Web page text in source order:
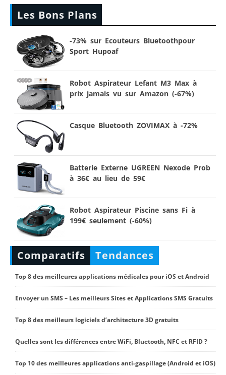
Les Bons Plans
-73% sur Ecouteurs Bluetoothpour
Sport Hupoaf
Robot Aspirateur Lefant M3 Max à
prix jamais vu sur Amazon (-67%)
Casque Bluetooth ZOVIMAX à -72%
Batterie Externe UGREEN Nexode Prob
à 36€ au lieu de 59€
Robot Aspirateur Piscine sans Fi à
199€ seulement (-60%)
Comparatifs Tendances
Top 8 des meilleures applications médicales pour iOS et Android
Envoyer un SMS – Les meilleurs Sites et Applications SMS Gratuits
Top 8 des meilleurs logiciels d’architecture 3D gratuits
Quelles sont les différences entre WiFi, Bluetooth, NFC et RFID ?
Top 10 des meilleures applications anti-gaspillage (Android et iOS)